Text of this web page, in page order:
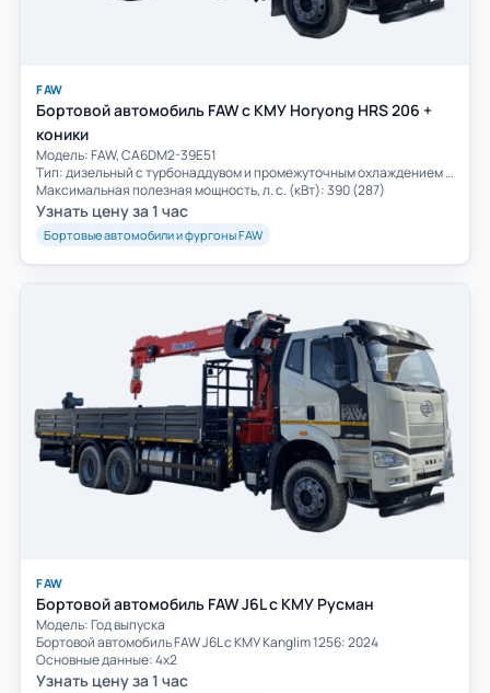
FAW
Бортовой автомобиль FAW с КМУ Horyong HRS 206 +
коники
Модель: FAW, CA6DM2-39E51
Тип: дизельный с турбонаддувом и промежуточным охлаждением воздуха
Максимальная полезная мощность, л. с. (кВт): 390 (287)
Узнать цену за 1 час
Бортовые автомобили и фургоны FAW
FAW
Бортовой автомобиль FAW J6L с КМУ Русман
Модель: Год выпуска
Бортовой автомобиль FAW J6L с КМУ Kanglim 1256: 2024
Основные данные: 4х2
Узнать цену за 1 час